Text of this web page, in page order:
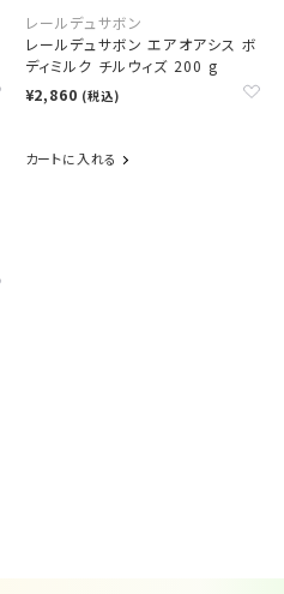
レールデュサボン
レールデュサボン エアオアシス ボ
ディミルク チルウィズ 200 g
¥2,860 (税込)
カートに入れる